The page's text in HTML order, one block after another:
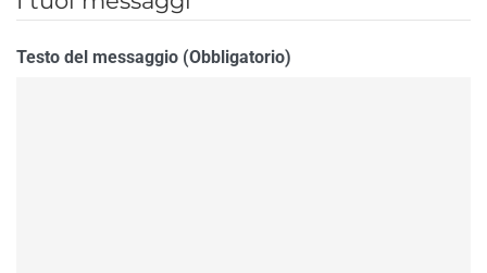
Testo del messaggio (Obbligatorio)